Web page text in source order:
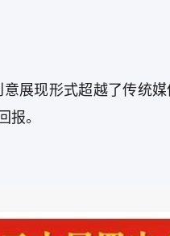
展现形式超越了传统媒
报。